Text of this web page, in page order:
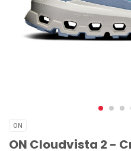
ON
ON Cloudvista 2 -